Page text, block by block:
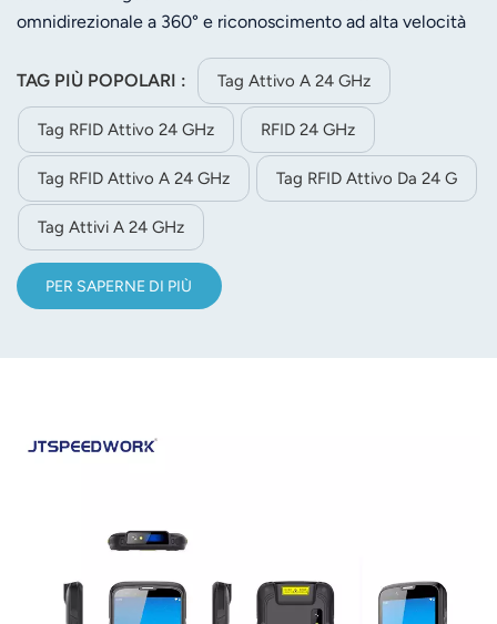
omnidirezionale a 360° e riconoscimento ad alta velocità
fino a 50 metri se abbinato al lettore corrispondente.
Dotato di crittografia professionale e tecnologia anti-
jamming, garantisce la massima sicurezza nella
trasmissione dei dati.Realizzato in materiale ABS, questo
tag impermeabile e antipolvere IP54 è di piccole
dimensioni e leggero. Adotta un design a bassissimo
consumo energetico, alimentato da una batteria CR2450
integrata che dura più di 3 anni. Grazie alla possibilità di
personalizzare potenza di trasmissione, velocità dati e
personale..
TAG PIÙ POPOLARI : Tag Attivo A 24 GHz
Tag RFID Attivo 24 GHz RFID 24 GHz
Tag RFID Attivo A 24 GHz Tag RFID Attivo Da 24 G
Tag Attivi A 24 GHz
PER SAPERNE DI PIÙ